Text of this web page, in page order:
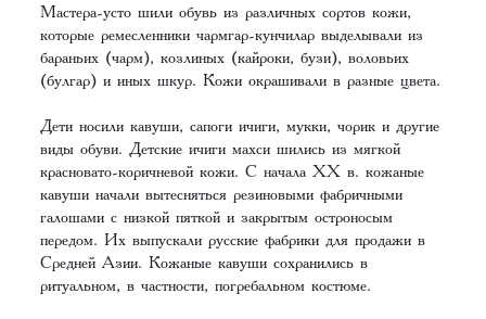
Мастера-усто шили обувь из различных сортов кожи,
которые ремесленники чармгар-кунчилар выделывали из
бараньих (чарм), козлиных (кайроки, бузи), воловьих
(булгар) и иных шкур. Кожи окрашивали в разные цвета.
Дети носили кавуши, сапоги ичиги, мукки, чорик и другие
виды обуви. Детские ичиги махси шились из мягкой
красновато-коричневой кожи. С начала ХХ в. кожаные
кавуши начали вытесняться резиновыми фабричными
галошами с низкой пяткой и закрытым остроносым
передом. Их выпускали русские фабрики для продажи в
Средней Азии. Кожаные кавуши сохранились в
ритуальном, в частности, погребальном костюме.